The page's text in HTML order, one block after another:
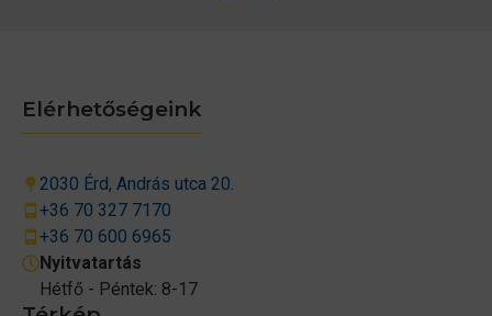
Elérhetőségeink
2030 Érd, András utca 20.
+36 70 327 7170
+36 70 600 6965
Nyitvatartás
Hétfő - Péntek: 8-17